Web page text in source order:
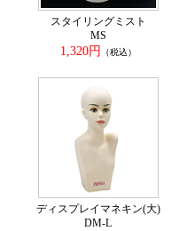
スタイリングミスト
MS
1,320円
（税込）
ディスプレイマネキン(大)
DM-L